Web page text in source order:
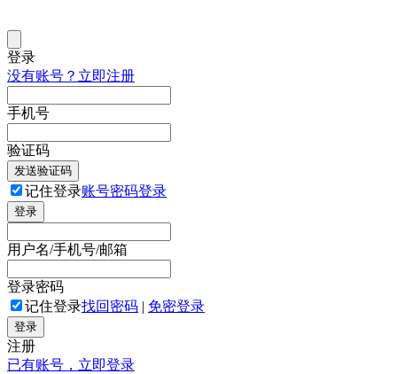
登录
没有账号？立即注册
手机号
验证码
发送验证码
记住登录账号密码登录
登录
用户名/手机号/邮箱
登录密码
记住登录找回密码 | 免密登录
登录
注册
已有账号，立即登录